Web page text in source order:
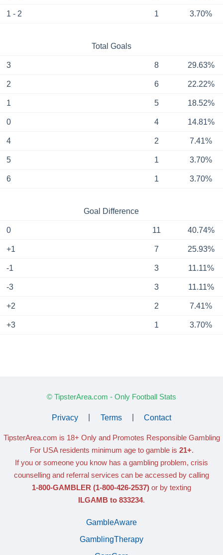
1 - 2 1 3.70%
Total Goals
3 8 29.63%
2 6 22.22%
1 5 18.52%
0 4 14.81%
4 2 7.41%
5 1 3.70%
6 1 3.70%
Goal Difference
0 11 40.74%
+1 7 25.93%
-1 3 11.11%
-3 3 11.11%
+2 2 7.41%
+3 1 3.70%
© TipsterArea.com - Only Football Stats
Privacy Terms Contact
TipsterArea.com is 18+ Only and Promotes Responsible Gambling
For USA residents minimum age to gamble is 21+.
If you or someone you know has a gambling problem, crisis
counselling and referral services can be accessed by calling
1-800-GAMBLER (1-800-426-2537) or by texting
ILGAMB to 833234.
GambleAware
GamblingTherapy